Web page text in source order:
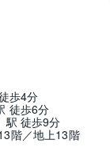
歩4分
徒歩6分
駅 徒歩9分
階／地上13階